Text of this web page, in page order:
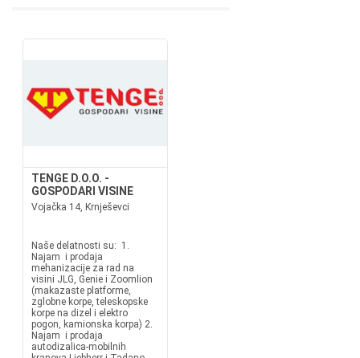
TENGE D.O.O. -
GOSPODARI VISINE
Vojačka 14, Krnješevci
Naše delatnosti su: 1.
Najam i prodaja
mehanizacije za rad na
visini JLG, Genie i Zoomlion
(makazaste platforme,
zglobne korpe, teleskopske
korpe na dizel i elektro
pogon, kamionska korpa) 2.
Najam i prodaja
autodizalica-mobilnih